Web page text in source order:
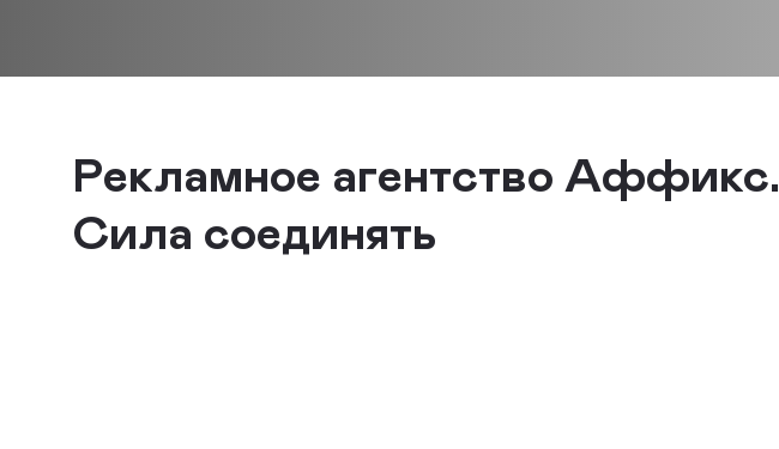
Рекламное агентство Аффикс.
Сила соединять